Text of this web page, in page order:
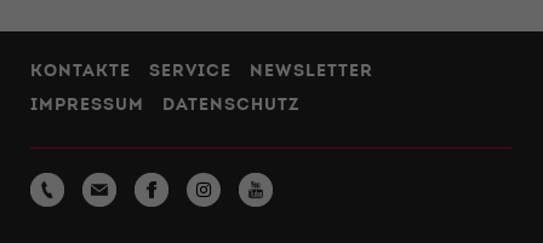
KONTAKTE SERVICE
NEWSLETTER
IMPRESSUM
DATENSCHUTZ